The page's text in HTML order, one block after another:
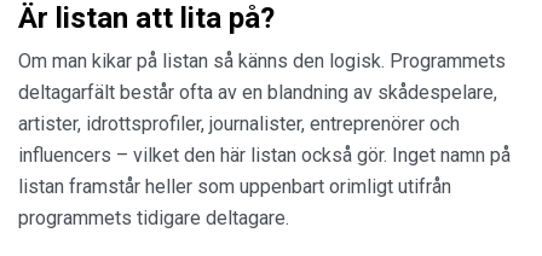
Är listan att lita på?
Om man kikar på listan så känns den logisk. Programmets
deltagarfält består ofta av en blandning av skådespelare,
artister, idrottsprofiler, journalister, entreprenörer och
influencers – vilket den här listan också gör. Inget namn på
listan framstår heller som uppenbart orimligt utifrån
programmets tidigare deltagare.